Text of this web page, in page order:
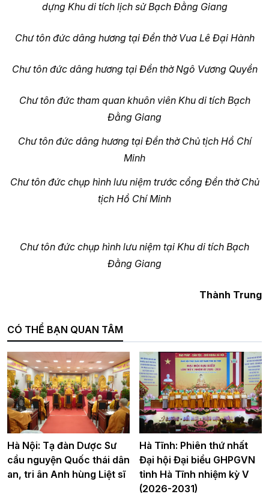
dựng Khu di tích lịch sử Bạch Đằng Giang
Chư tôn đức dâng hương tại Đền thờ Vua Lê Đại Hành
Chư tôn đức dâng hương tại Đền thờ Ngô Vương Quyền
Chư tôn đức tham quan khuôn viên Khu di tích Bạch
Đằng Giang
Chư tôn đức dâng hương tại Đền thờ Chủ tịch Hồ Chí
Minh
Chư tôn đức chụp hình lưu niệm trước cổng Đền thờ Chủ
tịch Hồ Chí Minh
Chư tôn đức chụp hình lưu niệm tại Khu di tích Bạch
Đằng Giang
Thành Trung
CÓ THỂ BẠN QUAN TÂM
Hà Nội: Tạ đàn Dược Sư
cầu nguyện Quốc thái dân
an, tri ân Anh hùng Liệt sĩ
Hà Tĩnh: Phiên thứ nhất
Đại hội Đại biểu GHPGVN
tỉnh Hà Tĩnh nhiệm kỳ V
(2026-2031)